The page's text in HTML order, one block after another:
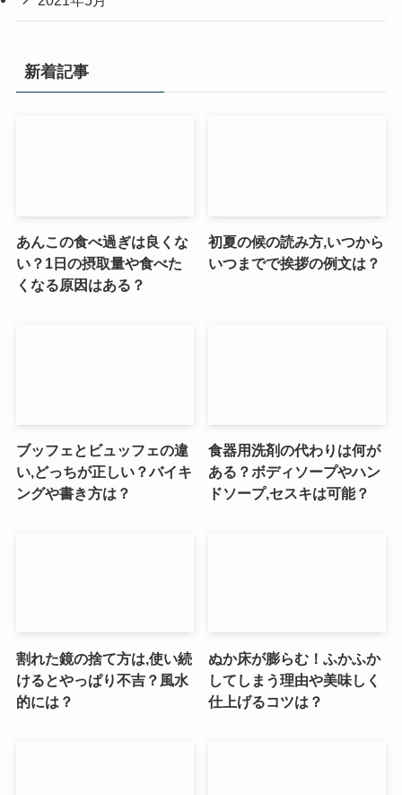
新着記事
あんこの食べ過ぎは良くな
い？1日の摂取量や食べた
くなる原因はある？
初夏の候の読み方,いつから
いつまでで挨拶の例文は？
ブッフェとビュッフェの違
い,どっちが正しい？バイキ
ングや書き方は？
食器用洗剤の代わりは何が
ある？ボディソープやハン
ドソープ,セスキは可能？
割れた鏡の捨て方は,使い続
けるとやっぱり不吉？風水
的には？
ぬか床が膨らむ！ふかふか
してしまう理由や美味しく
仕上げるコツは？